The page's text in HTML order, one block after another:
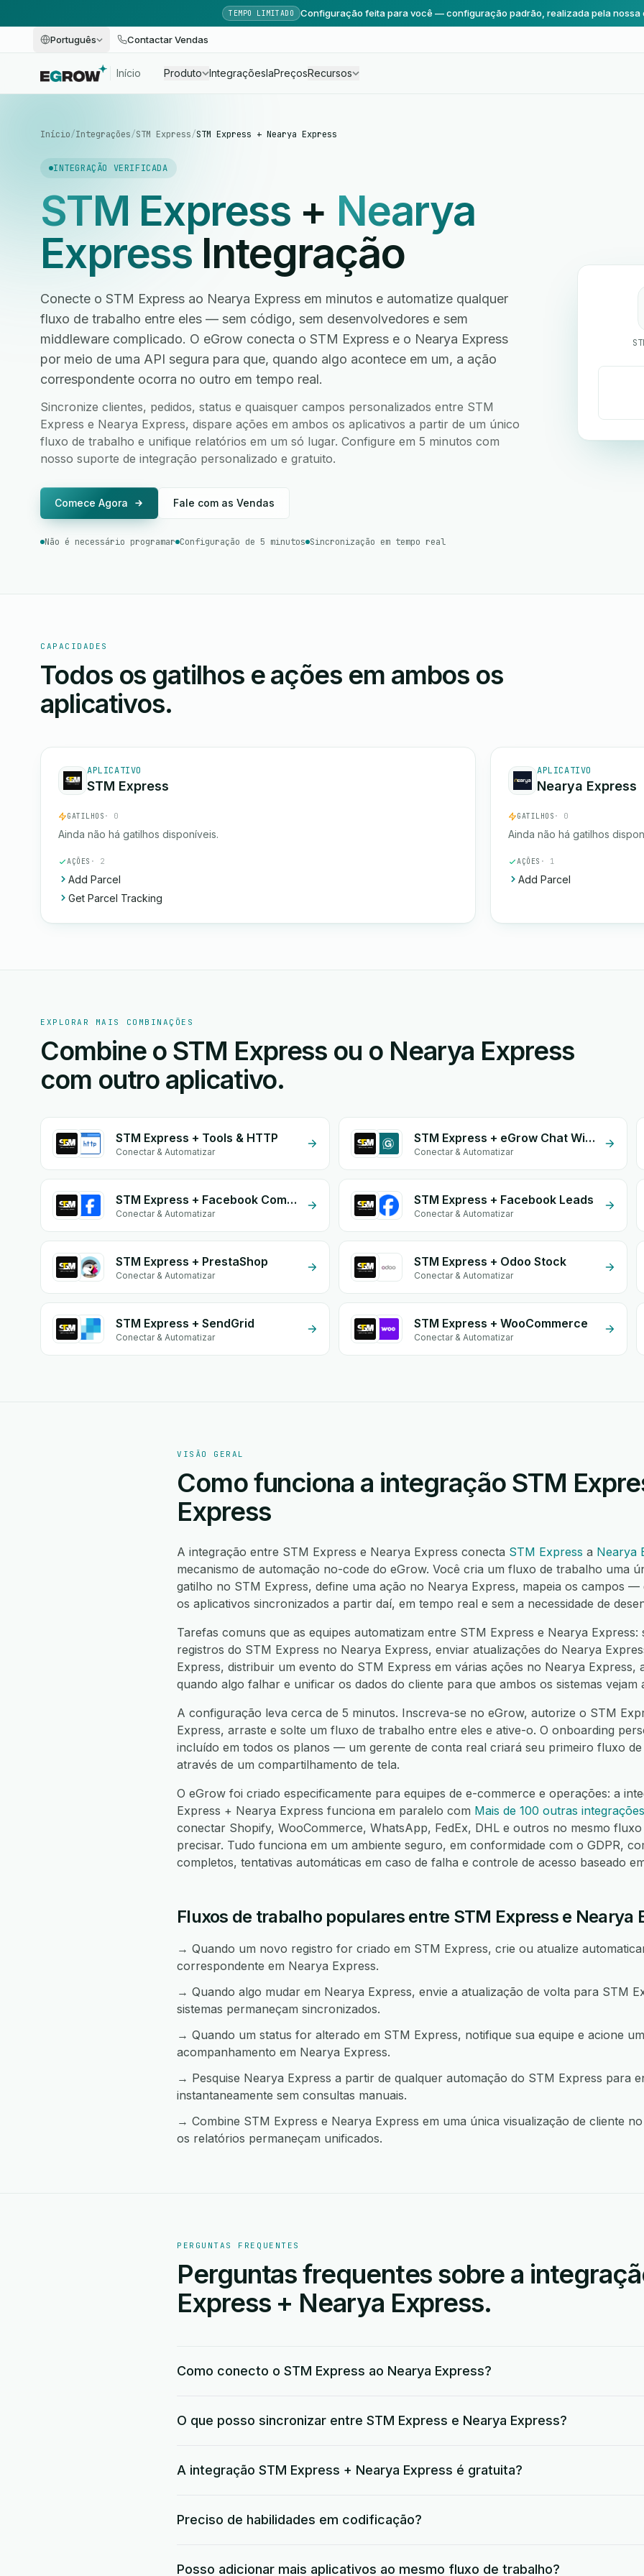
TEMPO LIMITADO Configuração feita para você — configuração padrão, realizada pela nossa
Português Contactar Vendas
Início Produto IntegraçõesIaPreçosRecursos
Início/Integrações/STM Express/STM Express + Nearya Express
INTEGRAÇÃO VERIFICADA
STM Express+ Nearya
ExpressIntegração
Conecte o STM Express ao Nearya Express em minutos e automatize qualquer
fluxo de trabalho entre eles — sem código, sem desenvolvedores e sem
middleware complicado. O eGrow conecta o STM Express e o Nearya Express
por meio de uma API segura para que, quando algo acontece em um, a ação
correspondente ocorra no outro em tempo real.
Sincronize clientes, pedidos, status e quaisquer campos personalizados entre STM
Express e Nearya Express, dispare ações em ambos os aplicativos a partir de um único
fluxo de trabalho e unifique relatórios em um só lugar. Configure em 5 minutos com
nosso suporte de integração personalizado e gratuito.
Comece Agora Fale com as Vendas
Não é necessário programar Configuração de 5 minutos Sincronização em tempo real
CAPACIDADES
Todos os gatilhos e ações em ambos os
aplicativos.
APLICATIVO
STM Express
GATILHOS · 0
Ainda não há gatilhos disponíveis.
AÇÕES · 2
Add Parcel
Get Parcel Tracking
APLICATIVO
Nearya Express
GATILHOS · 0
Ainda não há gatilhos
AÇÕES · 1
Add Parcel
EXPLORAR MAIS COMBINAÇÕES
Combine o STM Express ou o Nearya Express
com outro aplicativo.
STM Express + Tools & HTTP
Conectar & Automatizar
STM Express + eGrow Chat Widget
Conectar & Automatizar
STM Express + Facebook Commerce
Conectar & Automatizar
STM Express + Facebook Leads
Conectar & Automatizar
STM Express + PrestaShop
Conectar & Automatizar
STM Express + Odoo Stock
Conectar & Automatizar
STM Express + SendGrid
Conectar & Automatizar
STM Express + WooCommerce
Conectar & Automatizar
VISÃO GERAL
Como funciona a integração STM
Express
A integração entre STM Express e Nearya Express conecta STM Express a Nearya
mecanismo de automação no-code do eGrow. Você cria um fluxo de trabalho uma
gatilho no STM Express, define uma ação no Nearya Express, mapeia os campos —
os aplicativos sincronizados a partir daí, em tempo real e sem a necessidade de
Tarefas comuns que as equipes automatizam entre STM Express e Nearya
registros do STM Express no Nearya Express, enviar atualizações do Nearya
Express, distribuir um evento do STM Express em várias ações no Nearya Express,
quando algo falhar e unificar os dados do cliente para que ambos os sistemas vejam
A configuração leva cerca de 5 minutos. Inscreva-se no eGrow, autorize o STM
Express, arraste e solte um fluxo de trabalho entre eles e ative-o. O onboarding
incluído em todos os planos — um gerente de conta real criará seu primeiro fluxo
através de um compartilhamento de tela.
O eGrow foi criado especificamente para equipes de e-commerce e operações: a
Express + Nearya Express funciona em paralelo com Mais de 100 outras integrações
conectar Shopify, WooCommerce, WhatsApp, FedEx, DHL e outros no mesmo
precisar. Tudo funciona em um ambiente seguro, em conformidade com o GDPR,
completos, tentativas automáticas em caso de falha e controle de acesso baseado
Fluxos de trabalho populares entre STM Express e Nearya
→ Quando um novo registro for criado em STM Express, crie ou atualize
correspondente em Nearya Express.
→ Quando algo mudar em Nearya Express, envie a atualização de volta para STM
sistemas permaneçam sincronizados.
→ Quando um status for alterado em STM Express, notifique sua equipe e acione
acompanhamento em Nearya Express.
→ Pesquise Nearya Express a partir de qualquer automação do STM Express para
instantaneamente sem consultas manuais.
→ Combine STM Express e Nearya Express em uma única visualização de cliente
os relatórios permaneçam unificados.
PERGUNTAS FREQUENTES
Perguntas frequentes sobre a
Express + Nearya Express.
Como conecto o STM Express ao Nearya Express?
O que posso sincronizar entre STM Express e Nearya Express?
A integração STM Express + Nearya Express é gratuita?
Preciso de habilidades em codificação?
Posso adicionar mais aplicativos ao mesmo fluxo de trabalho?